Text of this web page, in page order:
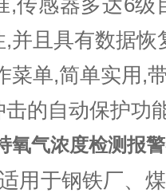
传感器多达6级
并且具有数据恢
单,简单实用,
的自动保护功
氧气浓度检测报
用于钢铁厂、